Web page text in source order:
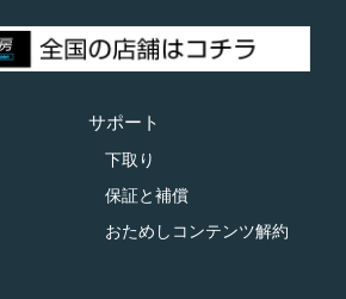
サポート
下取り
保証と補償
おためしコンテンツ解約